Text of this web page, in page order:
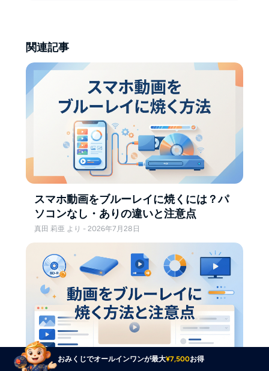
関連記事
スマホ動画をブルーレイに焼くには？パ
ソコンなし・ありの違いと注意点
真田 莉亜 より - 2026年7月28日
おみくじでオールインワンが最大¥7,500お得